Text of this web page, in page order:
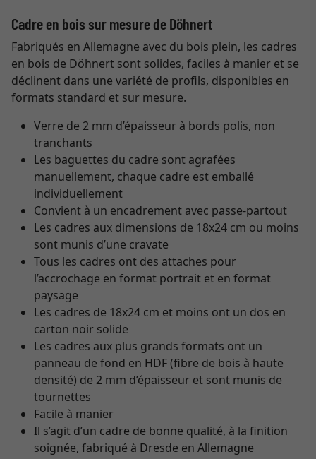
Cadre en bois sur mesure de Döhnert
Fabriqués en Allemagne avec du bois plein, les cadres
en bois de Döhnert sont solides, faciles à manier et se
déclinent dans une variété de profils, disponibles en
formats standard et sur mesure.
Verre de 2 mm d’épaisseur à bords polis, non
tranchants
Les baguettes du cadre sont agrafées
manuellement, chaque cadre est emballé
individuellement
Convient à un encadrement avec passe-partout
Les cadres aux dimensions de 18x24 cm ou moins
sont munis d’une cravate
Tous les cadres ont des attaches pour
l’accrochage en format portrait et en format
paysage
Les cadres de 18x24 cm et moins ont un dos en
carton noir solide
Les cadres aux plus grands formats ont un
panneau de fond en HDF (fibre de bois à haute
densité) de 2 mm d’épaisseur et sont munis de
tournettes
Facile à manier
Il s’agit d’un cadre de bonne qualité, à la finition
soignée, fabriqué à Dresde en Allemagne